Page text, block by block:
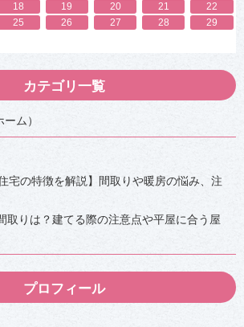
18 19 20 21
22
25 26 27 28
29
カテゴリ一覧
ム）
宅の特徴を解説】間取りや暖房の悩み、注
取りは？建てる際の注意点や平屋に合う屋
プロフィール